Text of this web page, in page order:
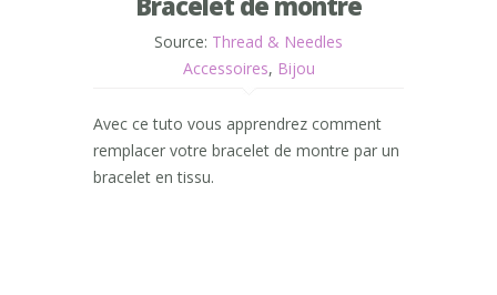
Source: Thread & Needles
Accessoires, Bijou
Avec ce tuto vous apprendrez comment
remplacer votre bracelet de montre par un
bracelet en tissu.